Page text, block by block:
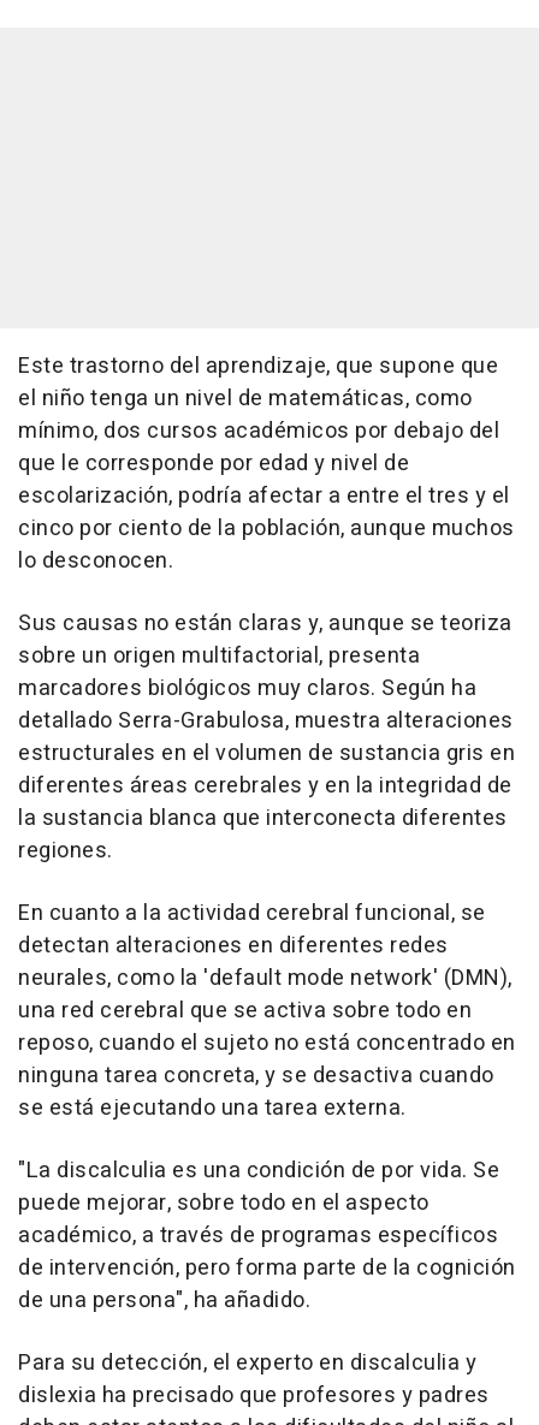
Este trastorno del aprendizaje, que supone que
el niño tenga un nivel de matemáticas, como
mínimo, dos cursos académicos por debajo del
que le corresponde por edad y nivel de
escolarización, podría afectar a entre el tres y el
cinco por ciento de la población, aunque muchos
lo desconocen.
Sus causas no están claras y, aunque se teoriza
sobre un origen multifactorial, presenta
marcadores biológicos muy claros. Según ha
detallado Serra-Grabulosa, muestra alteraciones
estructurales en el volumen de sustancia gris en
diferentes áreas cerebrales y en la integridad de
la sustancia blanca que interconecta diferentes
regiones.
En cuanto a la actividad cerebral funcional, se
detectan alteraciones en diferentes redes
neurales, como la 'default mode network' (DMN),
una red cerebral que se activa sobre todo en
reposo, cuando el sujeto no está concentrado en
ninguna tarea concreta, y se desactiva cuando
se está ejecutando una tarea externa.
"La discalculia es una condición de por vida. Se
puede mejorar, sobre todo en el aspecto
académico, a través de programas específicos
de intervención, pero forma parte de la cognición
de una persona", ha añadido.
Para su detección, el experto en discalculia y
dislexia ha precisado que profesores y padres